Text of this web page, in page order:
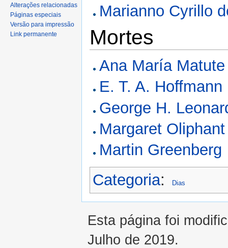
Marianno Cyrillo
Mortes
Ana María Matute
E. T. A. Hoffmann
George H.
Margaret Oliphant
Martin Greenberg
Categoria: Dias
Alterações relacionadas
Páginas especiais
Versão para impressão
Link permanente
Esta página foi
Julho de 2019.